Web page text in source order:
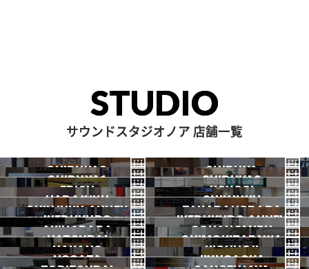
STUDIO
サウンドスタジオノア 店舗一覧
SHIBUYA3
渋谷3号
2026.07 OPEN
SHIBUYA
渋谷本店
SHIBUYA1
渋谷1号
SHIBUYA2
渋谷2号
EBISU
恵比寿
YOYOGI
代々木
HARAJUKU
原宿
SHINJUKU
新宿
SHINJUKU ANNEX
新宿ANNEX
TAKADANOBABA
高田馬場
IKEBUKURO
池袋
IKEBUKURO ANNEX
池袋ANNEX
AKIHABARA
秋葉原
OCHANOMIZU
御茶ノ水
HATSUDAI
初台
SHIMOKITAZAWA
下北沢
NAKANO KICHIJOJI
NOGATA JIYUGAOKA